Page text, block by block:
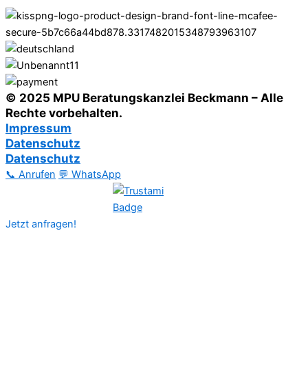
© 2025 MPU Beratungskanzlei Beckmann – Alle
Rechte vorbehalten.
Impressum
Datenschutz
Datenschutz
📞 Anrufen 💬 WhatsApp
Jetzt anfragen!